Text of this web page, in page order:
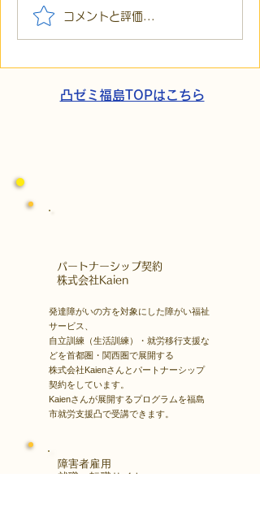
【代表ブログ】冷蔵庫に
貼られた新聞記事。「超
コメントと評価...
凸ゼミ福島TOPはこちら
​パートナーシップ契約
​株式会社Kaien
発達障がいの方を対象にした障がい福祉
サービス、
自立訓練（生活訓練）・就労移行支援な
どを首都圏・関西圏で展開する
株式会社Kaienさんとパートナーシップ
契約をしています。
Kaienさんが展開するプログラムを福島
市就労支援凸で受講できます。
障害者雇用
​就職・転職サイト